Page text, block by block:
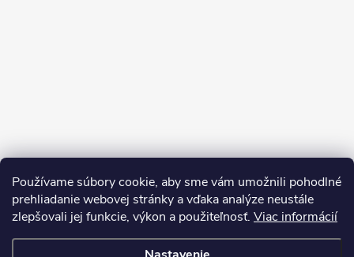
Používame súbory cookie, aby sme vám umožnili pohodlné
prehliadanie webovej stránky a vďaka analýze neustále
zlepšovali jej funkcie, výkon a použiteľnosť. Viac informácií
Sledovať na Instagrame